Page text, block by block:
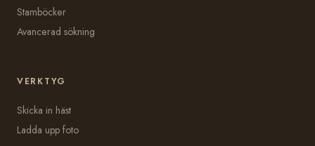
Stamböcker
Avancerad sökning
VERKTYG
Skicka in häst
Ladda upp foto